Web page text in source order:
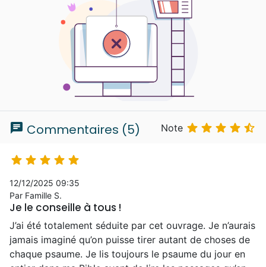
chat Commentaires (5) Note     
    
12/12/2025 09:35
Par Famille S.
Je le conseille à tous !
J’ai été totalement séduite par cet ouvrage. Je n’aurais
jamais imaginé qu’on puisse tirer autant de choses de
chaque psaume. Je lis toujours le psaume du jour en